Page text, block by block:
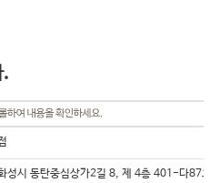
.
성시 동탄중심상가2길 8, 제 4층 401-다87호(